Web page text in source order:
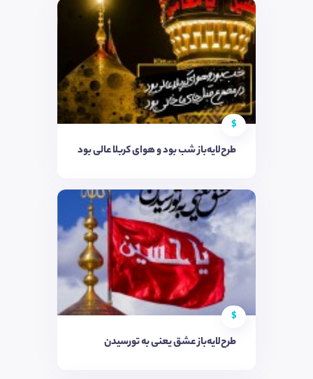
$
طرح‌لایه‌باز شب بود و هوای کربلا عالی بود
$
طرح‌لایه‌باز عشق یعنی به تورسیدن